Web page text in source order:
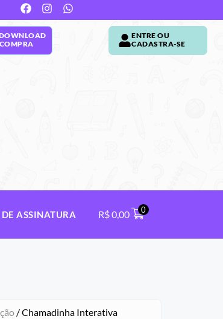
ENTRE OU
CADASTRA-SE
ASSINATURA R$0,00 0
/ Chamadinha Interativa